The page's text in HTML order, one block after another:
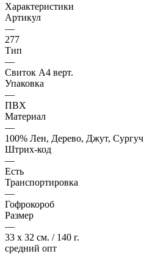
Характеристики
Артикул
—
277
Тип
—
Свиток А4 верт.
Упаковка
—
ПВХ
Материал
—
100% Лен, Дерево, Джут, Сургуч
Штрих-код
—
Есть
Транспортировка
—
Гофрокороб
Размер
—
33 x 32 см. / 140 г.
средний опт